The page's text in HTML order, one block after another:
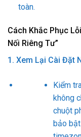
toàn.
Cách Khắc Phục
Nối Riêng Tư”
1. Xem Lại Cài Đặt
Kiểm
không
chuột
bảo